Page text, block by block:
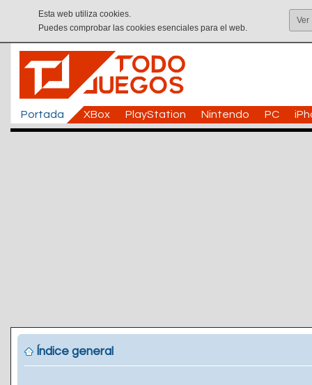
Esta web utiliza cookies.
Puedes comprobar las cookies esenciales para el web.
Ver
Portada XBox PlayStation Nintendo PC
Índice general